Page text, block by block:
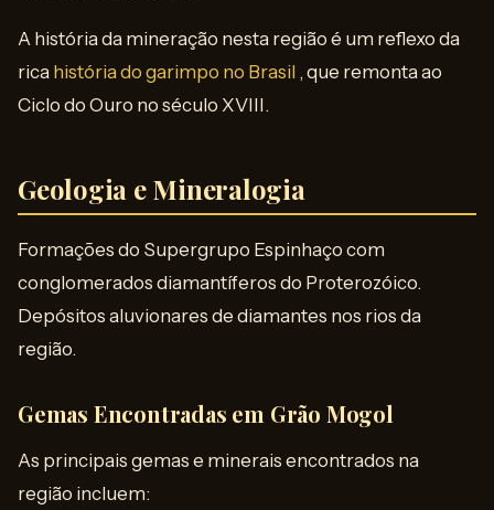
A história da mineração nesta região é um reflexo da
rica história do garimpo no Brasil , que remonta ao
Ciclo do Ouro no século XVIII.
Geologia e Mineralogia
Formações do Supergrupo Espinhaço com
conglomerados diamantíferos do Proterozóico.
Depósitos aluvionares de diamantes nos rios da
região.
Gemas Encontradas em Grão Mogol
As principais gemas e minerais encontrados na
região incluem: